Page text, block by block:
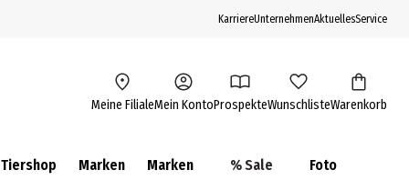
KarriereUnternehmenAktuellesService
Meine FilialeMein KontoProspekteWunschlisteWarenkorb
Tiershop Marken Marken % Sale Foto